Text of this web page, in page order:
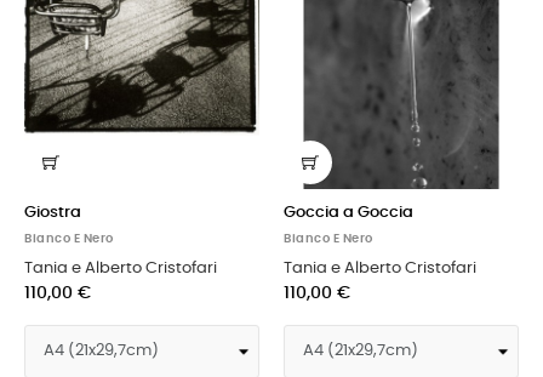
Giostra
Bianco E Nero
Tania e Alberto Cristofari
110,00 €
Goccia a Goccia
Bianco E Nero
Tania e Alberto Cristofari
110,00 €